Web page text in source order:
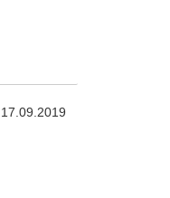
17.09.2019